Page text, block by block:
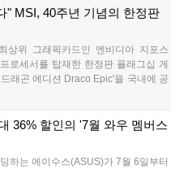
의 지싱크, 인텔 에보나 돌비 비전처
독자적인 고품질 게이밍 디스플레이
하고 있다....
" MSI, 40주년 기념의 한정판
상위 그래픽카드인 엔비디아 지포스
로세서를 탑재한 한정판 플래그십 게
래곤 에디션 Draco Epic'을 국내에 공
밤하늘의 용자리에서 영감을 얻은 독
공략한다....
36% 할인의 '7월 와우 멤버스
하는 에이수스(ASUS)가 7월 6일부터